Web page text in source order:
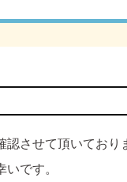
させて頂いており
です。